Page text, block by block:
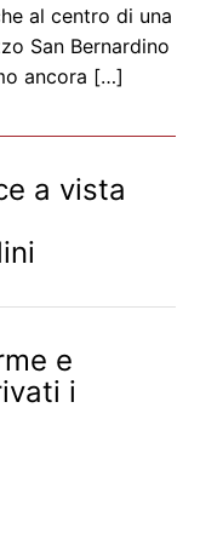
al centro di una
San Bernardino
ancora […]
a vista
e
i